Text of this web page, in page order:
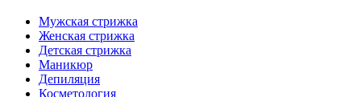
Мужская стрижка
Женская стрижка
Детская стрижка
Маникюр
Депиляция
Косметология